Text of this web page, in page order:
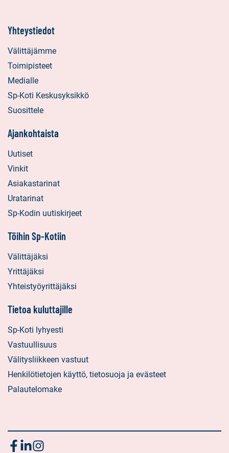
Yhteystiedot
Välittäjämme
Toimipisteet
Medialle
Sp-Koti Keskusyksikkö
Suosittele
Ajankohtaista
Uutiset
Vinkit
Asiakastarinat
Uratarinat
Sp-Kodin uutiskirjeet
Töihin Sp-Kotiin
Välittäjäksi
Yrittäjäksi
Yhteistyöyrittäjäksi
Tietoa kuluttajille
Sp-Koti lyhyesti
Vastuullisuus
Välitysliikkeen vastuut
Henkilötietojen käyttö, tietosuoja ja evästeet
Palautelomake
Seuraa
Sosiaalinen
Sosiaalinen
Sosiaalinen